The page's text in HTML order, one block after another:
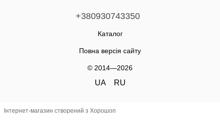
+380930743350
Каталог
Повна версія сайту
© 2014—2026
UA RU
Інтернет-магазин створений з Хорошоп